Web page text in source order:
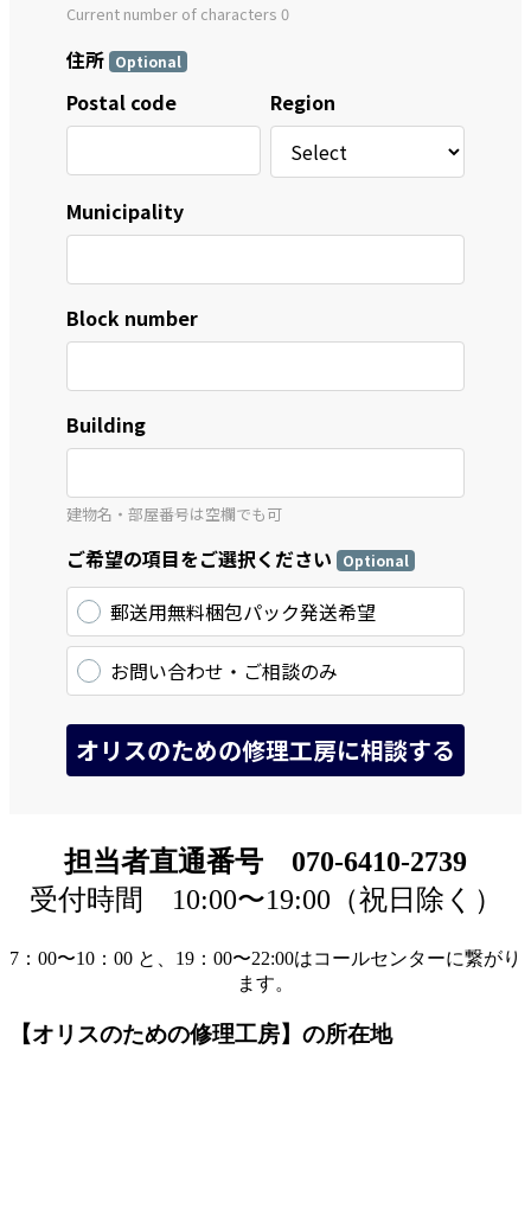
担当者直通番号 070-6410-2739
受付時間 10:00〜19:00（祝日除く）
7：00〜10：00 と、19：00〜22:00はコールセンターに繋がり
ます。
【オリスのための修理工房】の所在地